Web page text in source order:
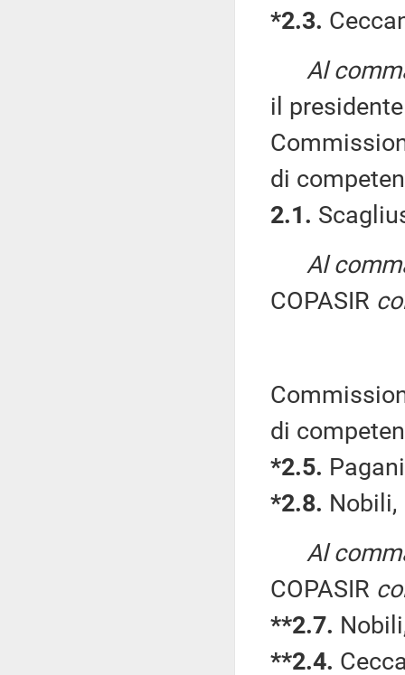
*2.3.
Al
il
di
2.1.
Al
COPASIR
di
*2.5.
*2.8.
Al
COPASIR
**2.7.
**2.4.